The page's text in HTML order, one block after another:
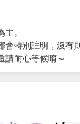
。
特別註明，沒有則
請耐心等候唷～